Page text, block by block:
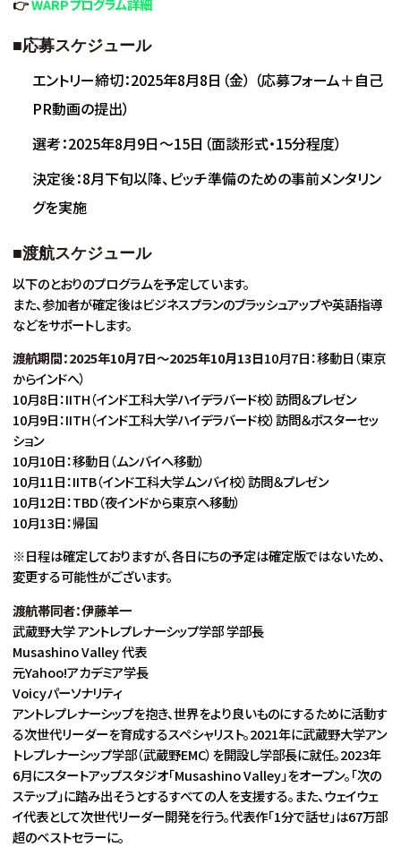
■応募スケジュール
エントリー締切：2025年8月8日（金） （応募フォーム＋自己
PR動画の提出）
選考：2025年8月9日〜15日（面談形式・15分程度）
決定後：8月下旬以降、ピッチ準備のための事前メンタリン
グを実施
■渡航スケジュール
以下のとおりのプログラムを予定しています。
また、参加者が確定後はビジネスプランのブラッシュアップや英語指導
などをサポートします。
渡航期間：2025年10月7日〜2025年10月13日10月7日：移動日（東京
からインドへ）
10月8日：IITH（インド工科大学ハイデラバード校）訪問＆プレゼン
10月9日：IITH（インド工科大学ハイデラバード校）訪問＆ポスターセッ
ション
10月10日：移動日（ムンバイへ移動）
10月11日：IITB（インド工科大学ムンバイ校）訪問＆プレゼン
10月12日：TBD（夜インドから東京へ移動）
10月13日：帰国
※日程は確定しておりますが、各日にちの予定は確定版ではないため、
変更する可能性がございます。
渡航帯同者：伊藤羊一
武蔵野大学 アントレプレナーシップ学部 学部長
Musashino Valley 代表
元Yahoo!アカデミア学長
Voicyパーソナリティ
アントレプレナーシップを抱き、世界をより良いものにするために活動す
る次世代リーダーを育成するスペシャリスト。2021年に武蔵野大学アン
トレプレナーシップ学部（武蔵野EMC）を開設し学部長に就任。2023年
6月にスタートアップスタジオ「Musashino Valley」をオープン。「次の
ステップ」に踏み出そうとするすべての人を支援する。また、ウェイウェ
イ代表として次世代リーダー開発を行う。代表作「1分で話せ」は67万部
超のベストセラーに。